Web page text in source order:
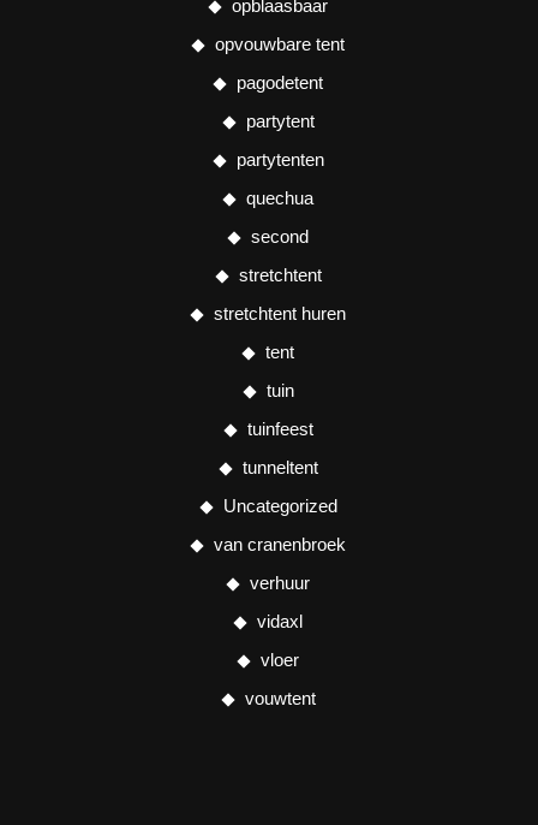
opblaasbaar
opvouwbare tent
pagodetent
partytent
partytenten
quechua
second
stretchtent
stretchtent huren
tent
tuin
tuinfeest
tunneltent
Uncategorized
van cranenbroek
verhuur
vidaxl
vloer
vouwtent